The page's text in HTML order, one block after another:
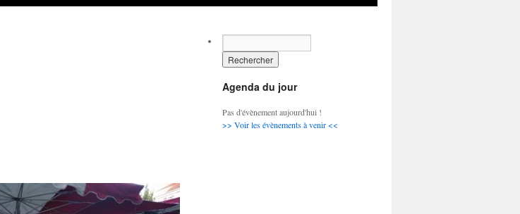
Agenda du jour
Pas d'évènement aujourd'hui !
>> Voir les évènements à venir <<